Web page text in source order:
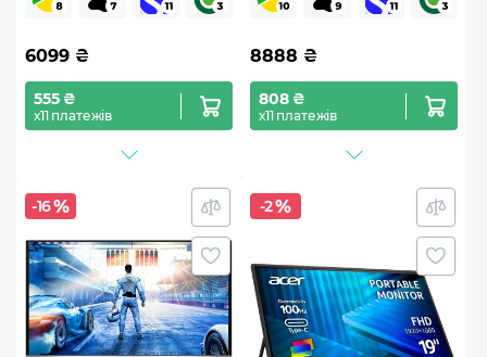
6099 ₴
555 ₴
х11 платежів
8888 ₴
808 ₴
х11 платежів
-16 -2